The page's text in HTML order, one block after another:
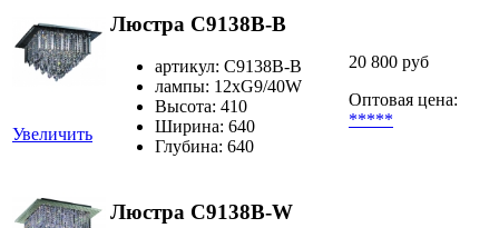
Увеличить
Люстра C9138B-B
артикул: C9138B-B
лампы: 12хG9/40W
Высота: 410
Ширина: 640
Глубина: 640
20 800 руб
Оптовая цена:
*****
Люстра C9138B-W